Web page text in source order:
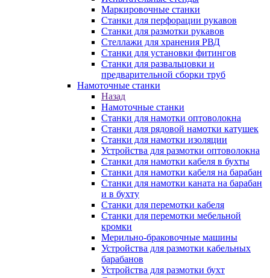
Маркировочные станки
Станки для перфорации рукавов
Станки для размотки рукавов
Стеллажи для хранения РВД
Станки для установки фитингов
Станки для развальцовки и
предварительной сборки труб
Намоточные станки
Назад
Намоточные станки
Станки для намотки оптоволокна
Станки для рядовой намотки катушек
Станки для намотки изоляции
Устройства для размотки оптоволокна
Станки для намотки кабеля в бухты
Станки для намотки кабеля на барабан
Станки для намотки каната на барабан
и в бухту
Станки для перемотки кабеля
Станки для перемотки мебельной
кромки
Мерильно-браковочные машины
Устройства для размотки кабельных
барабанов
Устройства для размотки бухт